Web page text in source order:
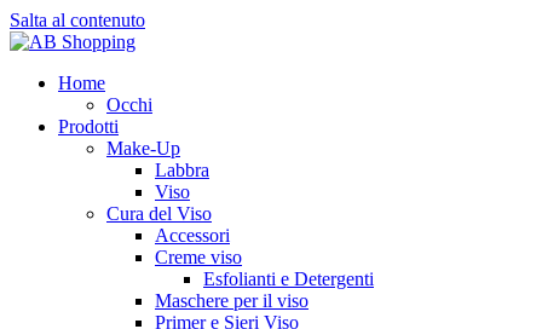
Salta al contenuto
Home
Occhi
Prodotti
Make-Up
Labbra
Viso
Cura del Viso
Accessori
Creme viso
Esfolianti e Detergenti
Maschere per il viso
Primer e Sieri Viso